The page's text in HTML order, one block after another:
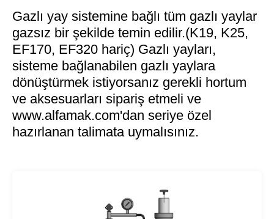
Gazlı yay sistemine bağlı tüm gazlı yaylar
gazsız bir şekilde temin edilir.(K19, K25,
EF170, EF320 hariç) Gazlı yayları,
sisteme bağlanabilen gazlı yaylara
dönüştürmek istiyorsanız gerekli hortum
ve aksesuarları sipariş etmeli ve
www.alfamak.com'dan seriye özel
hazırlanan talimata uymalısınız.